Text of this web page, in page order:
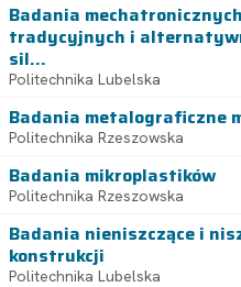
Badania
tradycyjnych i
sil...
Politechnika Lubelska
Badania metalograficzne
Politechnika Rzeszowska
Badania mikroplastików
Politechnika Rzeszowska
Badania nieniszczące i
konstrukcji
Politechnika Lubelska